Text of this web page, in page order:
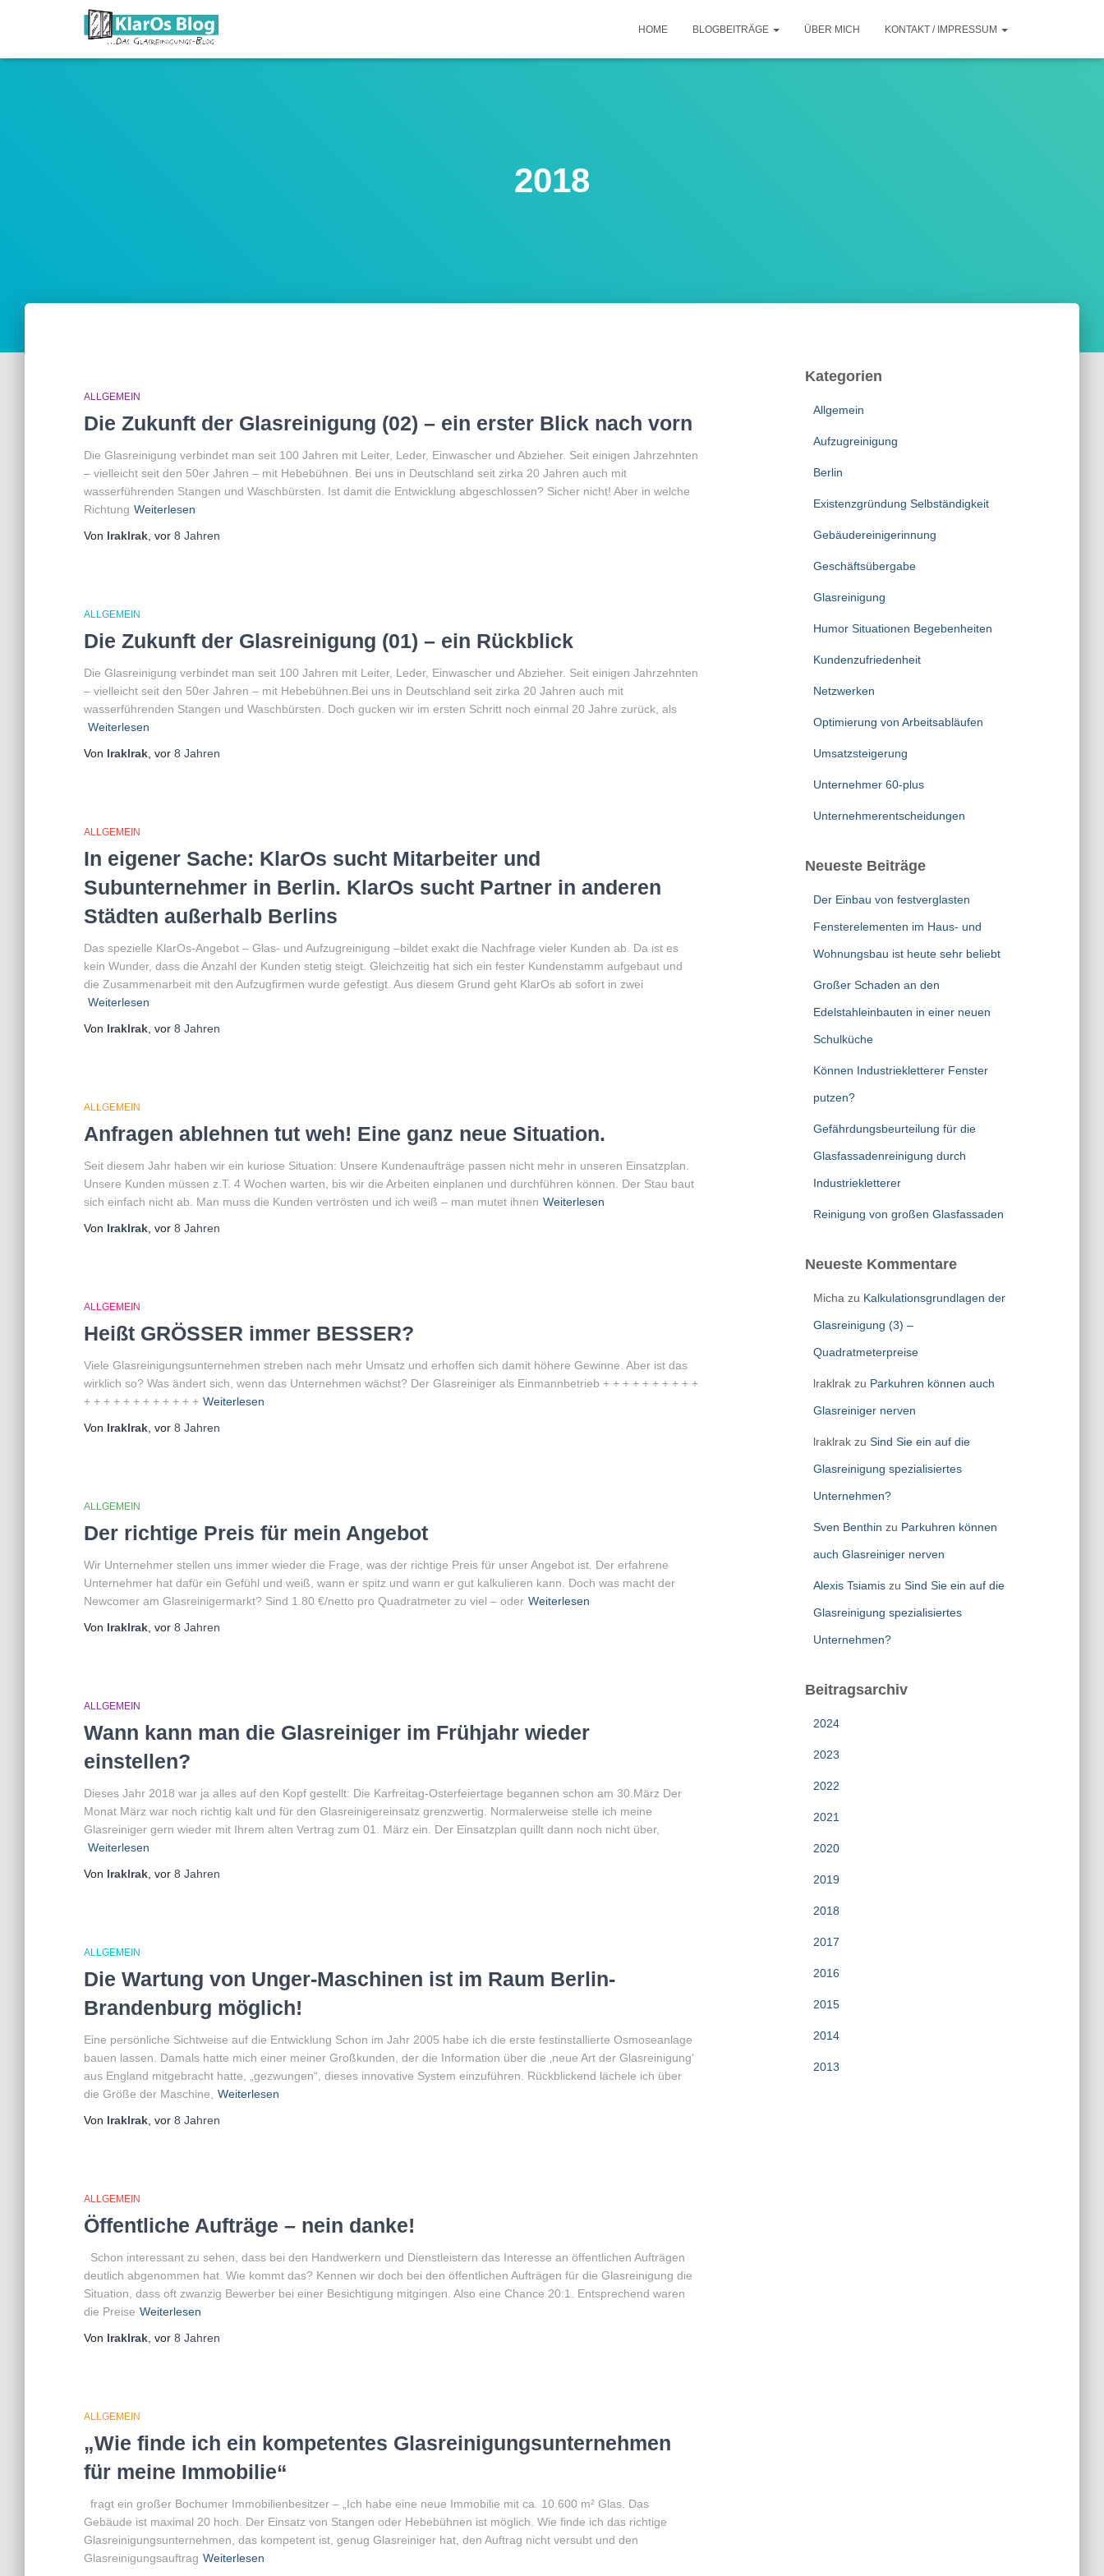
HOME BLOGBEITRÄGE ÜBER MICH KONTAKT / IMPRESSUM
2018
ALLGEMEIN
Die Zukunft der Glasreinigung (02) – ein erster Blick nach vorn
Die Glasreinigung verbindet man seit 100 Jahren mit Leiter, Leder, Einwascher und Abzieher. Seit einigen Jahrzehnten
– vielleicht seit den 50er Jahren – mit Hebebühnen. Bei uns in Deutschland seit zirka 20 Jahren auch mit
wasserführenden Stangen und Waschbürsten. Ist damit die Entwicklung abgeschlossen? Sicher nicht! Aber in welche
Richtung Weiterlesen
Von lraklrak , vor 8 Jahren
ALLGEMEIN
Die Zukunft der Glasreinigung (01) – ein Rückblick
Die Glasreinigung verbindet man seit 100 Jahren mit Leiter, Leder, Einwascher und Abzieher. Seit einigen Jahrzehnten
– vielleicht seit den 50er Jahren – mit Hebebühnen.Bei uns in Deutschland seit zirka 20 Jahren auch mit
wasserführenden Stangen und Waschbürsten. Doch gucken wir im ersten Schritt noch einmal 20 Jahre zurück, als
Weiterlesen
Von lraklrak , vor 8 Jahren
ALLGEMEIN
In eigener Sache: KlarOs sucht Mitarbeiter und
Subunternehmer in Berlin. KlarOs sucht Partner in anderen
Städten außerhalb Berlins
Das spezielle KlarOs-Angebot – Glas- und Aufzugreinigung –bildet exakt die Nachfrage vieler Kunden ab. Da ist es
kein Wunder, dass die Anzahl der Kunden stetig steigt. Gleichzeitig hat sich ein fester Kundenstamm aufgebaut und
die Zusammenarbeit mit den Aufzugfirmen wurde gefestigt. Aus diesem Grund geht KlarOs ab sofort in zwei
Weiterlesen
Von lraklrak , vor 8 Jahren
ALLGEMEIN
Anfragen ablehnen tut weh! Eine ganz neue Situation.
Seit diesem Jahr haben wir ein kuriose Situation: Unsere Kundenaufträge passen nicht mehr in unseren Einsatzplan.
Unsere Kunden müssen z.T. 4 Wochen warten, bis wir die Arbeiten einplanen und durchführen können. Der Stau baut
sich einfach nicht ab. Man muss die Kunden vertrösten und ich weiß – man mutet ihnen Weiterlesen
Von lraklrak , vor 8 Jahren
ALLGEMEIN
Heißt GRÖSSER immer BESSER?
Viele Glasreinigungsunternehmen streben nach mehr Umsatz und erhoffen sich damit höhere Gewinne. Aber ist das
wirklich so? Was ändert sich, wenn das Unternehmen wächst? Der Glasreiniger als Einmannbetrieb + + + + + + + + + +
+ + + + + + + + + + + + Weiterlesen
Von lraklrak , vor 8 Jahren
ALLGEMEIN
Der richtige Preis für mein Angebot
Wir Unternehmer stellen uns immer wieder die Frage, was der richtige Preis für unser Angebot ist. Der erfahrene
Unternehmer hat dafür ein Gefühl und weiß, wann er spitz und wann er gut kalkulieren kann. Doch was macht der
Newcomer am Glasreinigermarkt? Sind 1.80 €/netto pro Quadratmeter zu viel – oder Weiterlesen
Von lraklrak , vor 8 Jahren
ALLGEMEIN
Wann kann man die Glasreiniger im Frühjahr wieder
einstellen?
Dieses Jahr 2018 war ja alles auf den Kopf gestellt: Die Karfreitag-Osterfeiertage begannen schon am 30.März Der
Monat März war noch richtig kalt und für den Glasreinigereinsatz grenzwertig. Normalerweise stelle ich meine
Glasreiniger gern wieder mit Ihrem alten Vertrag zum 01. März ein. Der Einsatzplan quillt dann noch nicht über,
Weiterlesen
Von lraklrak , vor 8 Jahren
ALLGEMEIN
Die Wartung von Unger-Maschinen ist im Raum Berlin-
Brandenburg möglich!
Eine persönliche Sichtweise auf die Entwicklung Schon im Jahr 2005 habe ich die erste festinstallierte Osmoseanlage
bauen lassen. Damals hatte mich einer meiner Großkunden, der die Information über die ‚neue Art der Glasreinigung‘
aus England mitgebracht hatte, „gezwungen“, dieses innovative System einzuführen. Rückblickend lächele ich über
die Größe der Maschine,
Weiterlesen
Von lraklrak , vor 8 Jahren
ALLGEMEIN
Öffentliche Aufträge – nein danke!
Schon interessant zu sehen, dass bei den Handwerkern und Dienstleistern das Interesse an öffentlichen Aufträgen
deutlich abgenommen hat. Wie kommt das? Kennen wir doch bei den öffentlichen Aufträgen für die Glasreinigung die
Situation, dass oft zwanzig Bewerber bei einer Besichtigung mitgingen. Also eine Chance 20:1. Entsprechend waren
die Preise Weiterlesen
Von lraklrak , vor 8 Jahren
ALLGEMEIN
„Wie finde ich ein kompetentes Glasreinigungsunternehmen
für meine Immobilie“
fragt ein großer Bochumer Immobilienbesitzer – „Ich habe eine neue Immobilie mit ca. 10.600 m² Glas. Das
Gebäude ist maximal 20 hoch. Der Einsatz von Stangen oder Hebebühnen ist möglich. Wie finde ich das richtige
Glasreinigungsunternehmen, das kompetent ist, genug Glasreiniger hat, den Auftrag nicht versubt und den
Glasreinigungsauftrag Weiterlesen
Kategorien
Allgemein
Aufzugreinigung
Berlin
Existenzgründung Selbständigkeit
Gebäudereinigerinnung
Geschäftsübergabe
Glasreinigung
Humor Situationen Begebenheiten
Kundenzufriedenheit
Netzwerken
Optimierung von Arbeitsabläufen
Umsatzsteigerung
Unternehmer 60-plus
Unternehmerentscheidungen
Neueste Beiträge
Der Einbau von festverglasten
Fensterelementen im Haus- und
Wohnungsbau ist heute sehr beliebt
Großer Schaden an den
Edelstahleinbauten in einer neuen
Schulküche
Können Industriekletterer Fenster
putzen?
Gefährdungsbeurteilung für die
Glasfassadenreinigung durch
Industriekletterer
Reinigung von großen Glasfassaden
Neueste Kommentare
Micha zu Kalkulationsgrundlagen der
Glasreinigung (3) –
Quadratmeterpreise
lraklrakzu Parkuhren können auch
Glasreiniger nerven
lraklrakzu Sind Sie ein auf die
Glasreinigung spezialisiertes
Unternehmen?
Sven Benthin zu Parkuhren können
auch Glasreiniger nerven
Alexis Tsiamiszu Sind Sie ein auf die
Glasreinigung spezialisiertes
Unternehmen?
Beitragsarchiv
2024
2023
2022
2021
2020
2019
2018
2017
2016
2015
2014
2013